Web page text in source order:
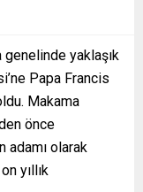
yaklaşık
Papa Francis
Makama
önce
adamı olarak
yıllık